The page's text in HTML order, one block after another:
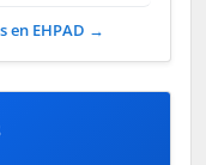
en EHPAD →